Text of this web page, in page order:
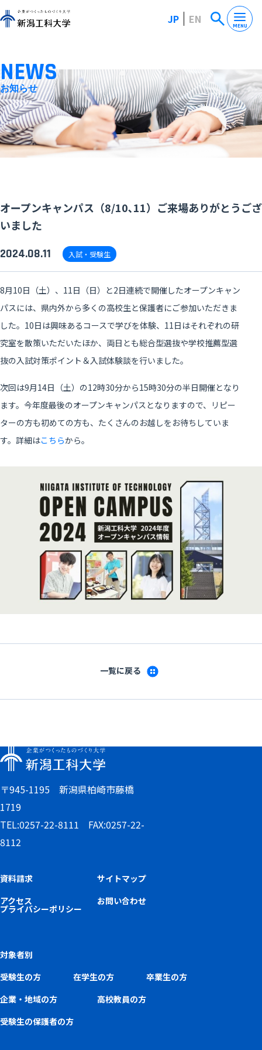
JP EN MENU
NEWS
お知らせ
オープンキャンパス（8/10､11）ご来場ありがとうござ
いました
2024.08.11
入試・受験生
8月10日（土）、11日（日）と2日連続で開催したオープンキャン
パスには、県内外から多くの高校生と保護者にご参加いただきま
した。10日は興味あるコースで学びを体験、11日はそれぞれの研
究室を散策いただいたほか、両日とも総合型選抜や学校推薦型選
抜の入試対策ポイント＆入試体験談を行いました。
次回は9月14日（土）の12時30分から15時30分の半日開催となり
ます。今年度最後のオープンキャンパスとなりますので、リピー
ターの方も初めての方も、たくさんのお越しをお待ちしていま
す。詳細はこちらから。
一覧に戻る
〒945-1195 新潟県柏崎市藤橋
1719
TEL:0257-22-8111 FAX:0257-22-
8112
資料請求
サイトマップ
アクセス
お問い合わせ
プライバシーポリシー
対象者別
受験生の方
在学生の方
卒業生の方
企業・地域の方
高校教員の方
受験生の保護者の方